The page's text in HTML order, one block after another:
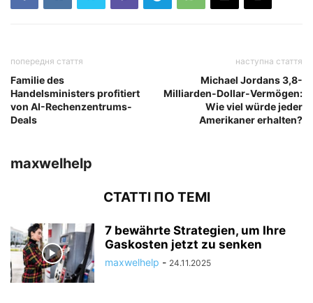
попередня стаття
Familie des
Handelsministers profitiert
von AI-Rechenzentrums-
Deals
наступна стаття
Michael Jordans 3,8-
Milliarden-Dollar-Vermögen:
Wie viel würde jeder
Amerikaner erhalten?
maxwelhelp
СТАТТІ ПО ТЕМІ
7 bewährte Strategien, um Ihre
Gaskosten jetzt zu senken
maxwelhelp - 24.11.2025